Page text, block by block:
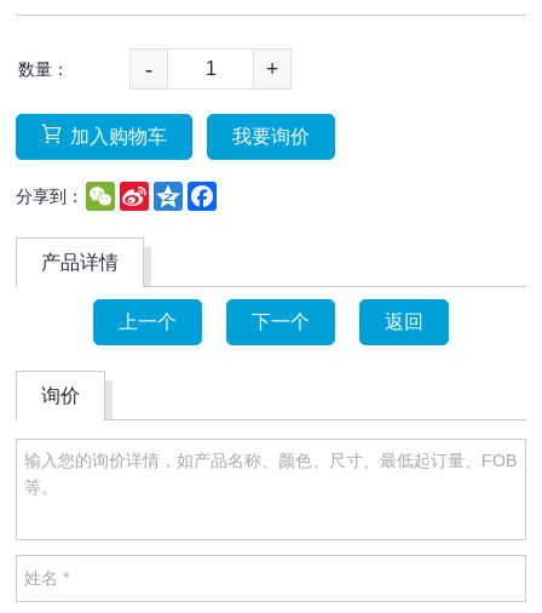
数量： - +
加入购物车 我要询价
分享到： WeChat
Sina
Weibo
Qzone
产品详情
上一个 下一个 返回
询价